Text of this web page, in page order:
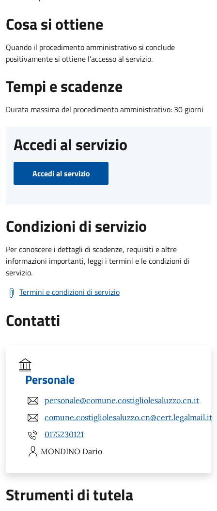
Cosa si ottiene
Quando il procedimento amministrativo si conclude
positivamente si ottiene l'accesso al servizio.
Tempi e scadenze
Durata massima del procedimento amministrativo: 30 giorni
Accedi al servizio
Accedi al servizio
Condizioni di servizio
Per conoscere i dettagli di scadenze, requisiti e altre
informazioni importanti, leggi i termini e le condizioni di
servizio.
Termini e condizioni di servizio
Contatti
Personale
personale@comune.costigliolesaluzzo.cn.it
comune.costigliolesaluzzo.cn@cert.legalmail.it
0175230121
MONDINO Dario
Strumenti di tutela